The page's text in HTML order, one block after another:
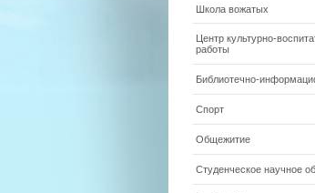
Школа вожатых
Центр культурно-
работы
Библиотечно-
Спорт
Общежитие
Студенческое научное